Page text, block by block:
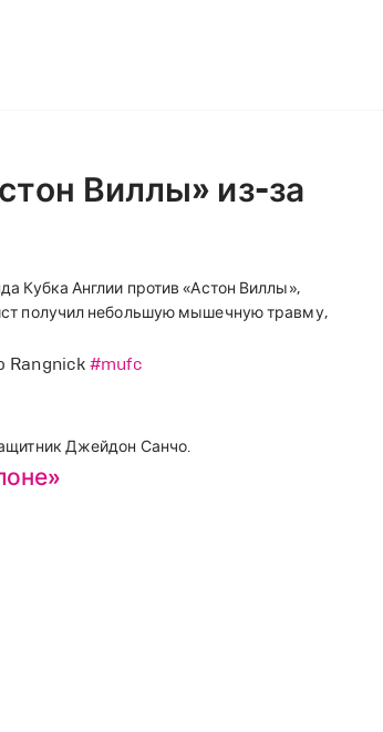
Виллы» из-за
Кубка Англии против «Астон Виллы»,
получил небольшую мышечную травму,
Rangnick#mufc
Джейдон Санчо.